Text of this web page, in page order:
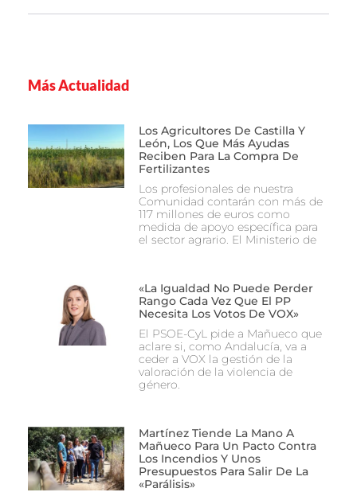
Más Actualidad
Los Agricultores De Castilla Y
León, Los Que Más Ayudas
Reciben Para La Compra De
Fertilizantes
Los profesionales de nuestra
Comunidad contarán con más de
117 millones de euros como
medida de apoyo específica para
el sector agrario. El Ministerio de
«La Igualdad No Puede Perder
Rango Cada Vez Que El PP
Necesita Los Votos De VOX»
El PSOE-CyL pide a Mañueco que
aclare si, como Andalucía, va a
ceder a VOX la gestión de la
valoración de la violencia de
género.
Martínez Tiende La Mano A
Mañueco Para Un Pacto Contra
Los Incendios Y Unos
Presupuestos Para Salir De La
«parálisis»